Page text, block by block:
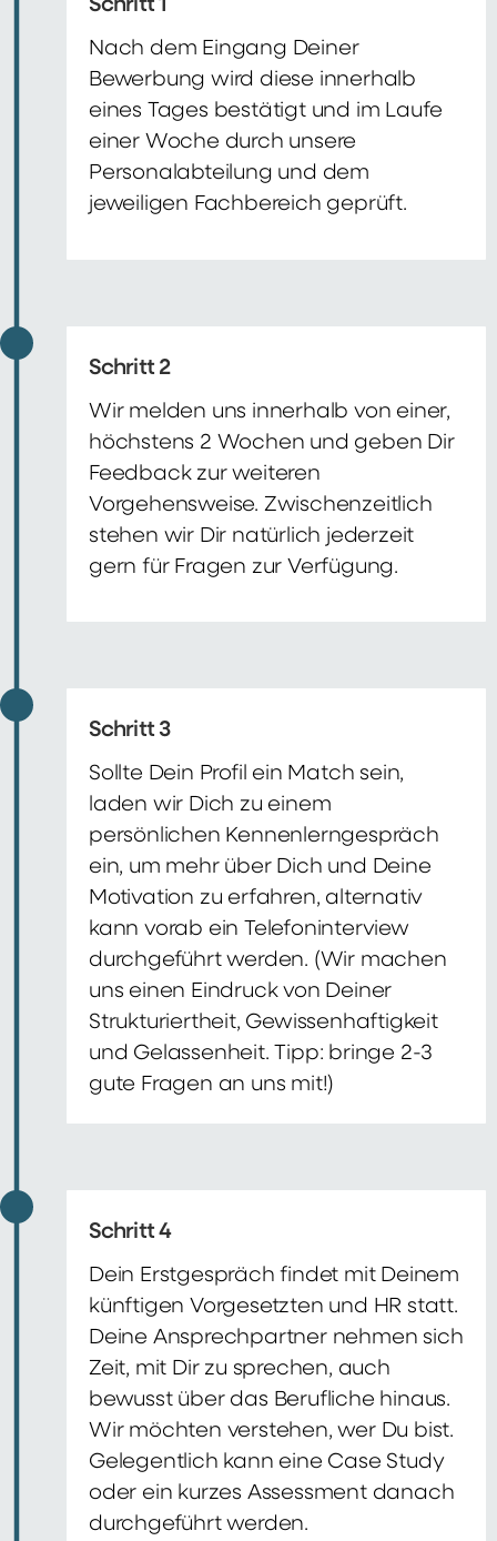
Schritt 1
Nach dem Eingang Deiner
Bewerbung wird diese innerhalb
eines Tages bestätigt und im Laufe
einer Woche durch unsere
Personalabteilung und dem
jeweiligen Fachbereich geprüft.
Schritt 2
Wir melden uns innerhalb von einer,
höchstens 2 Wochen und geben Dir
Feedback zur weiteren
Vorgehensweise. Zwischenzeitlich
stehen wir Dir natürlich jederzeit
gern für Fragen zur Verfügung.
Schritt 3
Sollte Dein Profil ein Match sein,
laden wir Dich zu einem
persönlichen Kennenlerngespräch
ein, um mehr über Dich und Deine
Motivation zu erfahren, alternativ
kann vorab ein Telefoninterview
durchgeführt werden. (Wir machen
uns einen Eindruck von Deiner
Strukturiertheit, Gewissenhaftigkeit
und Gelassenheit. Tipp: bringe 2-3
gute Fragen an uns mit!)
Schritt 4
Dein Erstgespräch findet mit Deinem
künftigen Vorgesetzten und HR statt.
Deine Ansprechpartner nehmen sich
Zeit, mit Dir zu sprechen, auch
bewusst über das Berufliche hinaus.
Wir möchten verstehen, wer Du bist.
Gelegentlich kann eine Case Study
oder ein kurzes Assessment danach
durchgeführt werden.